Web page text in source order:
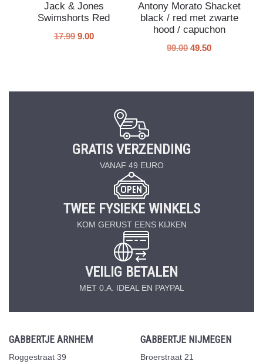
Jack & Jones
Swimshorts Red
17.99 9.00
Antony Morato Shacket
black / red met zwarte
hood / capuchon
99.00 49.50
GRATIS VERZENDING
VANAF 49 EURO
TWEE FYSIEKE WINKELS
KOM GERUST EENS KIJKEN
VEILIG BETALEN
MET 0.A. IDEAL EN PAYPAL
GABBERTJE ARNHEM
Roggestraat 39
GABBERTJE NIJMEGEN
Broerstraat 21